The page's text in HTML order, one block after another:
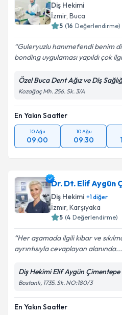
Diş Hekimi
İzmir, Buca
5 (16 Değerlendirme)
Guleryuzlu hanımefendi benim
bonding uygulaması yapıldı çok
Özel Buca Dent Ağız ve Diş
Kozağaç Mh. 256. Sk. 3/A
En Yakın Saatler
10 Ağu
09:00
10 Ağu
09:30
Dr. Dt. Elif Aygün
Diş Hekimi +1diğer
İzmir, Karşıyaka
5 (4 Değerlendirme)
Her aşamada ilgili kibar ve
ayrıntısıyla cevaplayan alanında...
Diş Hekimi Elif Aygün Çimentepe
Bostanlı, 1735. Sk. NO:180/3
En Yakın Saatler